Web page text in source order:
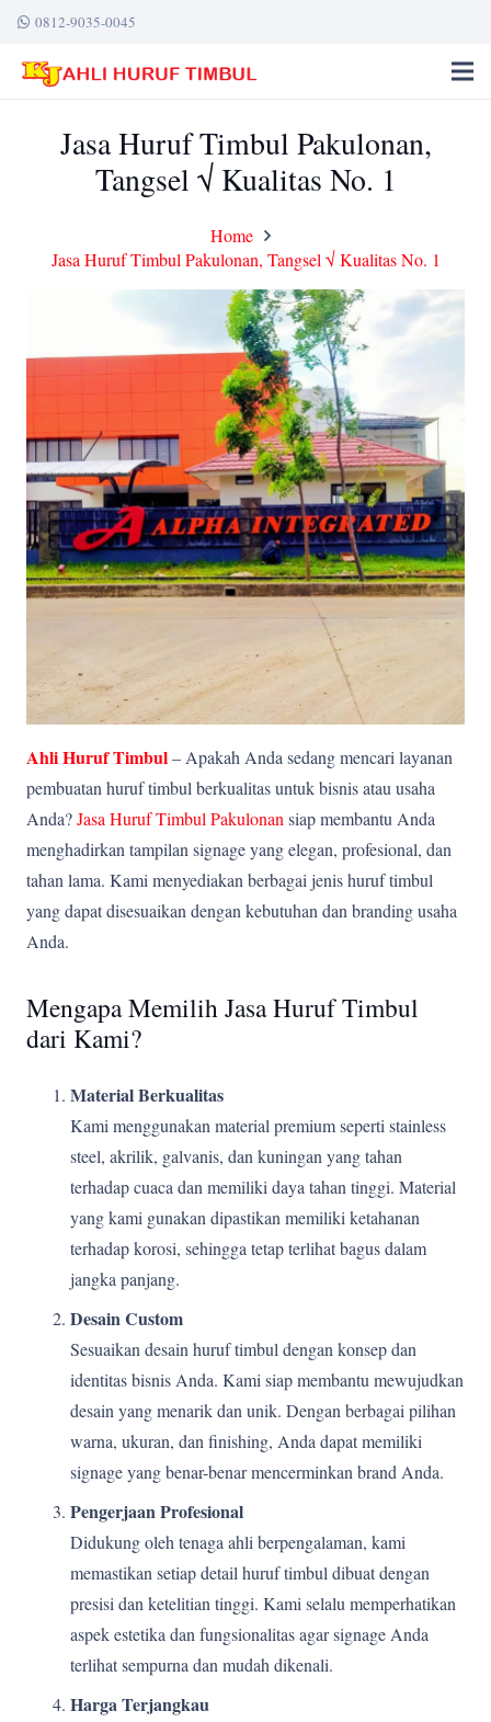
0812-9035-0045
Jasa Huruf Timbul Pakulonan,
Tangsel √ Kualitas No. 1
Home
Jasa Huruf Timbul Pakulonan, Tangsel √ Kualitas No. 1
Ahli Huruf Timbul– Apakah Anda sedang mencari layanan
pembuatan huruf timbul berkualitas untuk bisnis atau usaha
Anda?Jasa Huruf Timbul Pakulonan siap membantu Anda
menghadirkan tampilan signage yang elegan, profesional, dan
tahan lama. Kami menyediakan berbagai jenis huruf timbul
yang dapat disesuaikan dengan kebutuhan dan branding usaha
Anda.
Mengapa Memilih Jasa Huruf Timbul
dari Kami?
Material Berkualitas
Kami menggunakan material premium seperti stainless
steel, akrilik, galvanis, dan kuningan yang tahan
terhadap cuaca dan memiliki daya tahan tinggi. Material
yang kami gunakan dipastikan memiliki ketahanan
terhadap korosi, sehingga tetap terlihat bagus dalam
jangka panjang.
Desain Custom
Sesuaikan desain huruf timbul dengan konsep dan
identitas bisnis Anda. Kami siap membantu mewujudkan
desain yang menarik dan unik. Dengan berbagai pilihan
warna, ukuran, dan finishing, Anda dapat memiliki
signage yang benar-benar mencerminkan brand Anda.
Pengerjaan Profesional
Didukung oleh tenaga ahli berpengalaman, kami
memastikan setiap detail huruf timbul dibuat dengan
presisi dan ketelitian tinggi. Kami selalu memperhatikan
aspek estetika dan fungsionalitas agar signage Anda
terlihat sempurna dan mudah dikenali.
Harga Terjangkau